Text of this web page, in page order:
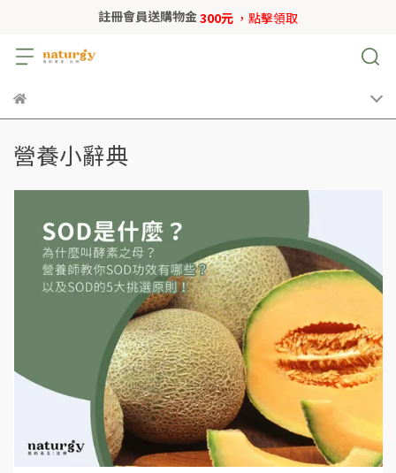
註冊會員送購物金300元 ，點擊領取
營養小辭典